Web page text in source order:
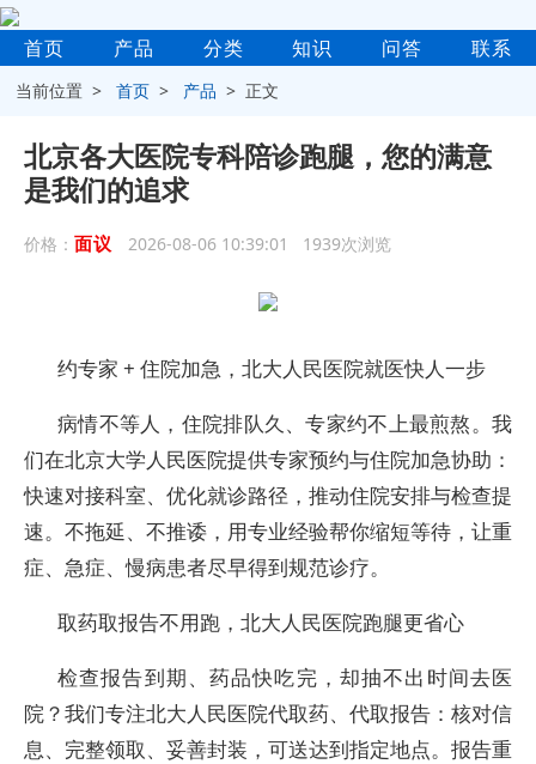
首页 产品 分类 知识 问答 联系
当前位置 >首页 > 产品 > 正文
北京各大医院专科陪诊跑腿，您的满意
是我们的追求
价格： 面议 2026-08-06 10:39:01 1939次浏览
约专家 + 住院加急，北大人民医院就医快人一步
病情不等人，住院排队久、专家约不上最煎熬。我
们在北京大学人民医院提供专家预约与住院加急协助：
快速对接科室、优化就诊路径，推动住院安排与检查提
速。不拖延、不推诿，用专业经验帮你缩短等待，让重
症、急症、慢病患者尽早得到规范诊疗。
取药取报告不用跑，北大人民医院跑腿更省心
检查报告到期、药品快吃完，却抽不出时间去医
院？我们专注北大人民医院代取药、代取报告：核对信
息、完整领取、妥善封装，可送达到指定地点。报告重